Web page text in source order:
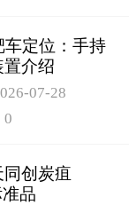
车定位：手持
介绍
07-28
0
创炭疽
品